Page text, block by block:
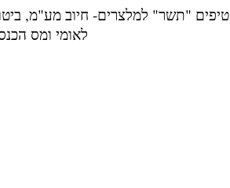
טיפים "תשר" למלצרים- חיוב מע"מ,
לאומי ומס